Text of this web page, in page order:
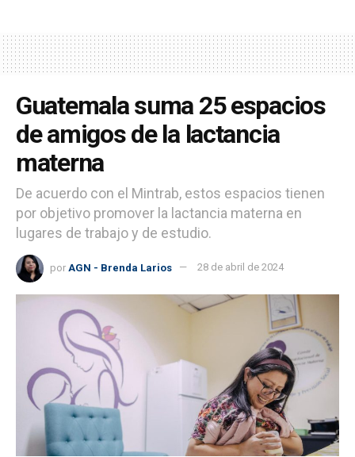
Guatemala suma 25 espacios
de amigos de la lactancia
materna
De acuerdo con el Mintrab, estos espacios tienen
por objetivo promover la lactancia materna en
lugares de trabajo y de estudio.
por AGN - Brenda Larios 28 de abril de 2024